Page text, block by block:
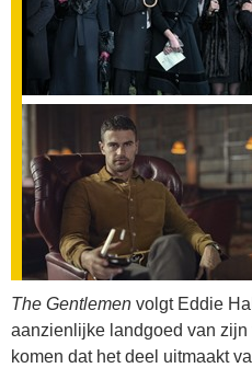
The Gentlemen volgt Eddie
aanzienlijke landgoed van zijn
komen dat het deel uitmaakt